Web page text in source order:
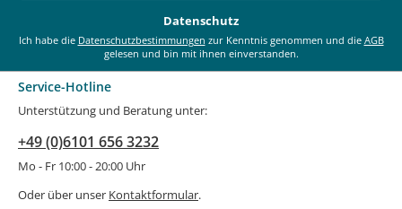
Datenschutz
Ich habe die Datenschutzbestimmungen zur Kenntnis genommen und die AGB
gelesen und bin mit ihnen einverstanden.
Service-Hotline
Unterstützung und Beratung unter:
+49 (0)6101 656 3232
Mo - Fr 10:00 - 20:00 Uhr
Oder über unser Kontaktformular.